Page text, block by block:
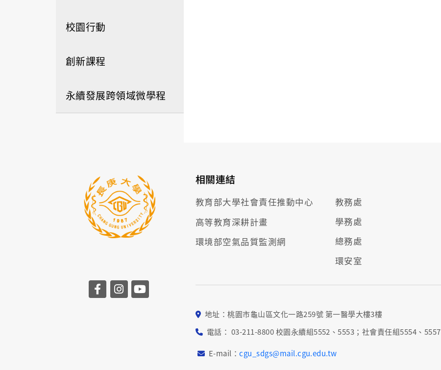
校園行動
創新課程
永續發展跨領域微學程
相關連結
教育部大學社會責任推動中心
高等教育深耕計畫
環境部空氣品質監測網
教務處
學務處
總務處
環安室
地址：桃園市龜山區文化一路259號 第一醫學大樓3樓
電話： 03-211-8800 校園永續組5552、5553；社會責任組5554、5557
E-mail：cgu_sdgs@mail.cgu.edu.tw